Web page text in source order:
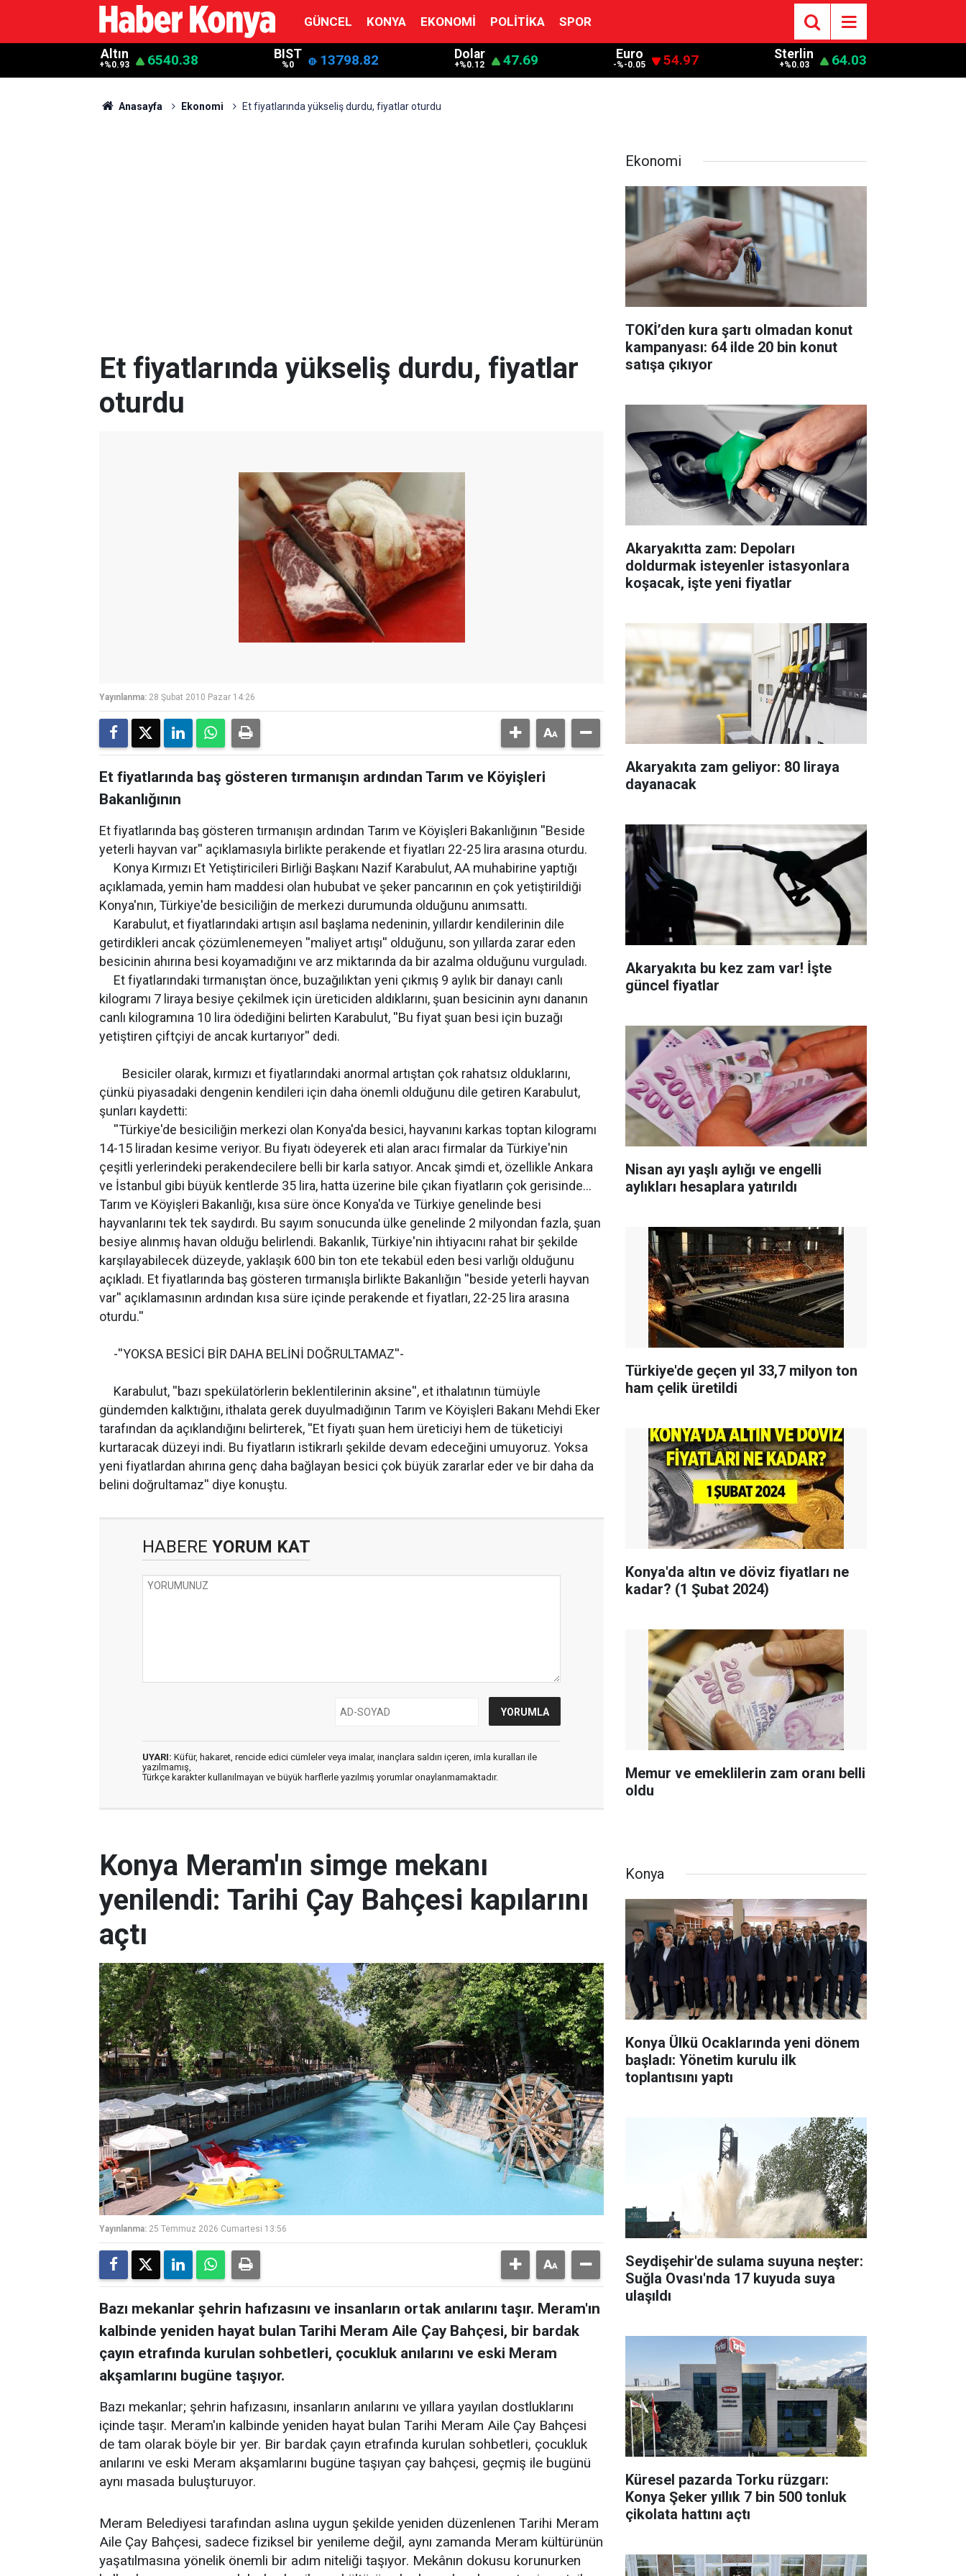
GÜNCEL KONYA EKONOMI POLITIKA SPOR
Altın
+%0.93 6540.38 BIST
%0 13798.82 Dolar
+%0.12 47.69 Euro
-%-0.05 54.97 Sterlin
+%0.03 64.03
Anasayfa Ekonomi Et fiyatlarında yükseliş durdu, fiyatlar oturdu
Et fiyatlarında yükseliş durdu, fiyatlar
oturdu
Yayınlanma: 28 Şubat 2010 Pazar 14:26
Et fiyatlarında baş gösteren tırmanışın ardından Tarım ve Köyişleri
Bakanlığının
Et fiyatlarında baş gösteren tırmanışın ardından Tarım ve Köyişleri Bakanlığının ''Beside
yeterli hayvan var'' açıklamasıyla birlikte perakende et fiyatları 22-25 lira arasına oturdu.
Konya Kırmızı Et Yetiştiricileri Birliği Başkanı Nazif Karabulut, AA muhabirine yaptığı
açıklamada, yemin ham maddesi olan hububat ve şeker pancarının en çok yetiştirildiği
Konya'nın, Türkiye'de besiciliğin de merkezi durumunda olduğunu anımsattı.
Karabulut, et fiyatlarındaki artışın asıl başlama nedeninin, yıllardır kendilerinin dile
getirdikleri ancak çözümlenemeyen ''maliyet artışı'' olduğunu, son yıllarda zarar eden
besicinin ahırına besi koyamadığını ve arz miktarında da bir azalma olduğunu vurguladı.
Et fiyatlarındaki tırmanıştan önce, buzağılıktan yeni çıkmış 9 aylık bir danayı canlı
kilogramı 7 liraya besiye çekilmek için üreticiden aldıklarını, şuan besicinin aynı dananın
canlı kilogramına 10 lira ödediğini belirten Karabulut, ''Bu fiyat şuan besi için buzağı
yetiştiren çiftçiyi de ancak kurtarıyor'' dedi.
Besiciler olarak, kırmızı et fiyatlarındaki anormal artıştan çok rahatsız olduklarını,
çünkü piyasadaki dengenin kendileri için daha önemli olduğunu dile getiren Karabulut,
şunları kaydetti:
''Türkiye'de besiciliğin merkezi olan Konya'da besici, hayvanını karkas toptan kilogramı
14-15 liradan kesime veriyor. Bu fiyatı ödeyerek eti alan aracı firmalar da Türkiye'nin
çeşitli yerlerindeki perakendecilere belli bir karla satıyor. Ancak şimdi et, özellikle Ankara
ve İstanbul gibi büyük kentlerde 35 lira, hatta üzerine bile çıkan fiyatların çok gerisinde...
Tarım ve Köyişleri Bakanlığı, kısa süre önce Konya'da ve Türkiye genelinde besi
hayvanlarını tek tek saydırdı. Bu sayım sonucunda ülke genelinde 2 milyondan fazla, şuan
besiye alınmış havan olduğu belirlendi. Bakanlık, Türkiye'nin ihtiyacını rahat bir şekilde
karşılayabilecek düzeyde, yaklaşık 600 bin ton ete tekabül eden besi varlığı olduğunu
açıkladı. Et fiyatlarında baş gösteren tırmanışla birlikte Bakanlığın ''beside yeterli hayvan
var'' açıklamasının ardından kısa süre içinde perakende et fiyatları, 22-25 lira arasına
oturdu.''
-''YOKSA BESİCİ BİR DAHA BELİNİ DOĞRULTAMAZ''-
Karabulut, ''bazı spekülatörlerin beklentilerinin aksine'', et ithalatının tümüyle
gündemden kalktığını, ithalata gerek duyulmadığının Tarım ve Köyişleri Bakanı Mehdi Eker
tarafından da açıklandığını belirterek, ''Et fiyatı şuan hem üreticiyi hem de tüketiciyi
kurtaracak düzeyi indi. Bu fiyatların istikrarlı şekilde devam edeceğini umuyoruz. Yoksa
yeni fiyatlardan ahırına genç daha bağlayan besici çok büyük zararlar eder ve bir daha da
belini doğrultamaz'' diye konuştu.
HABERE YORUM KAT
UYARI: Küfür, hakaret, rencide edici cümleler veya imalar, inançlara saldırı içeren, imla kuralları ile
yazılmamış,
Türkçe karakter kullanılmayan ve büyük harflerle yazılmış yorumlar onaylanmamaktadır.
Ekonomi
TOKİ’den kura şartı olmadan konut
kampanyası: 64 ilde 20 bin konut
satışa çıkıyor
Akaryakıtta zam: Depoları
doldurmak isteyenler istasyonlara
koşacak, işte yeni fiyatlar
Akaryakıta zam geliyor: 80 liraya
dayanacak
Akaryakıta bu kez zam var! İşte
güncel fiyatlar
Nisan ayı yaşlı aylığı ve engelli
aylıkları hesaplara yatırıldı
Türkiye'de geçen yıl 33,7 milyon ton
ham çelik üretildi
Konya'da altın ve döviz fiyatları ne
kadar? (1 Şubat 2024)
Memur ve emeklilerin zam oranı belli
oldu
Konya Meram'ın simge mekanı
yenilendi: Tarihi Çay Bahçesi kapılarını
açtı
Yayınlanma: 25 Temmuz 2026 Cumartesi 13:56
Bazı mekanlar şehrin hafızasını ve insanların ortak anılarını taşır. Meram'ın
kalbinde yeniden hayat bulan Tarihi Meram Aile Çay Bahçesi, bir bardak
çayın etrafında kurulan sohbetleri, çocukluk anılarını ve eski Meram
akşamlarını bugüne taşıyor.
Bazı mekanlar; şehrin hafızasını, insanların anılarını ve yıllara yayılan dostluklarını
içinde taşır. Meram'ın kalbinde yeniden hayat bulan Tarihi Meram Aile Çay Bahçesi
de tam olarak böyle bir yer. Bir bardak çayın etrafında kurulan sohbetleri, çocukluk
anılarını ve eski Meram akşamlarını bugüne taşıyan çay bahçesi, geçmiş ile bugünü
aynı masada buluşturuyor.
Meram Belediyesi tarafından aslına uygun şekilde yeniden düzenlenen Tarihi Meram
Aile Çay Bahçesi, sadece fiziksel bir yenileme değil, aynı zamanda Meram kültürünün
yaşatılmasına yönelik önemli bir adım niteliği taşıyor. Mekânın dokusu korunurken
Konya
Konya Ülkü Ocaklarında yeni dönem
başladı: Yönetim kurulu ilk
toplantısını yaptı
Seydişehir'de sulama suyuna neşter:
Suğla Ovası'nda 17 kuyuda suya
ulaşıldı
Küresel pazarda Torku rüzgarı:
Konya Şeker yıllık 7 bin 500 tonluk
çikolata hattını açtı